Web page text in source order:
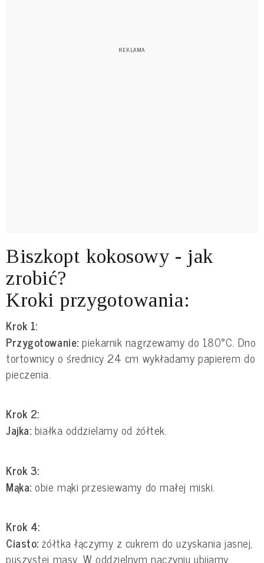
Biszkopt kokosowy - jak
zrobić?
Kroki przygotowania:
Krok 1:
Przygotowanie: piekarnik nagrzewamy do 180°C. Dno
tortownicy o średnicy 24 cm wykładamy papierem do
pieczenia.
Krok 2:
Jajka: białka oddzielamy od żółtek.
Krok 3:
Mąka:obie mąki przesiewamy do małej miski.
Krok 4:
Ciasto: żółtka łączymy z cukrem do uzyskania jasnej,
puszystej masy. W oddzielnym naczyniu ubijamy